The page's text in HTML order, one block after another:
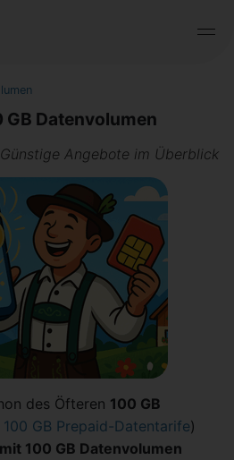
GB Datenvolumen
Angebote im Überblick
des Öfteren 100 GB
100 GB Prepaid-Datentarife)
100 GB Datenvolumen